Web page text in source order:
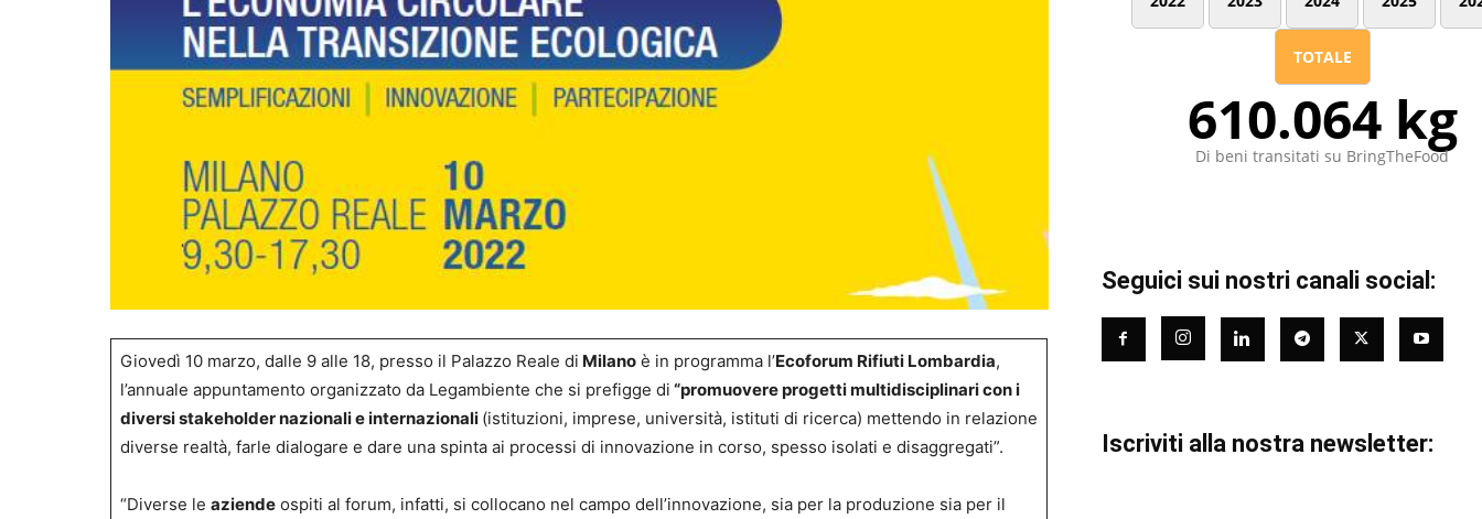
Giovedì 10 marzo, dalle 9 alle 18, presso il Palazzo Reale di Milanoè in programma l’Ecoforum Rifiuti Lombardia,
l’annuale appuntamento organizzato da Legambiente che si prefigge di “promuovere progetti multidisciplinari con i
diversi stakeholder nazionali e internazionali (istituzioni, imprese, università, istituti di ricerca) mettendo in relazione
diverse realtà, farle dialogare e dare una spinta ai processi di innovazione in corso, spesso isolati e disaggregati”.
“Diverse le aziendeospiti al forum, infatti, si collocano nel campo dell’innovazione, sia per la produzione sia per il
TOTALE
610.064 kg
Di beni transitati su BringTheFood
Seguici sui nostri canali social:
Iscriviti alla nostra newsletter: